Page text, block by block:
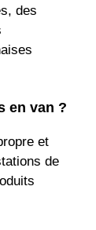
des
en van ?
et
de